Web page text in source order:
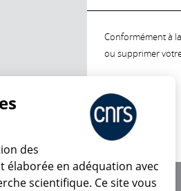
Conformément à
ou supprimer
des
élaborée en adéquation avec
scientifique. Ce site vous